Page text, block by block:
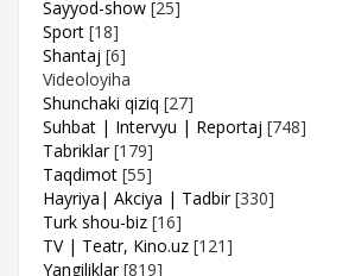
Sayyod-show [25]
Sport [18]
Shantaj [6]
Videoloyiha
Shunchaki qiziq [27]
Suhbat | Intervyu | Reportaj [748]
Tabriklar [179]
Taqdimot [55]
Hayriya| Akciya | Tadbir [330]
Turk shou-biz [16]
TV | Teatr, Kino.uz [121]
Yangiliklar [819]